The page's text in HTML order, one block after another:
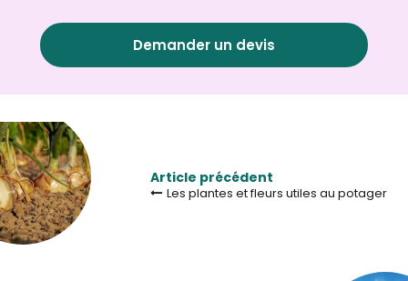
Demander un devis
Article précédent
Les plantes et fleurs utiles au potager